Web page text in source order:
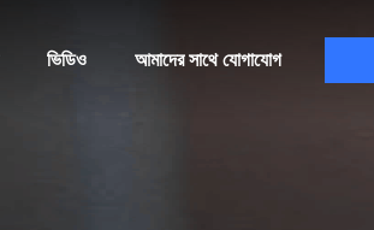
ভিডিও আমাদের সাথে যোগাযোগ